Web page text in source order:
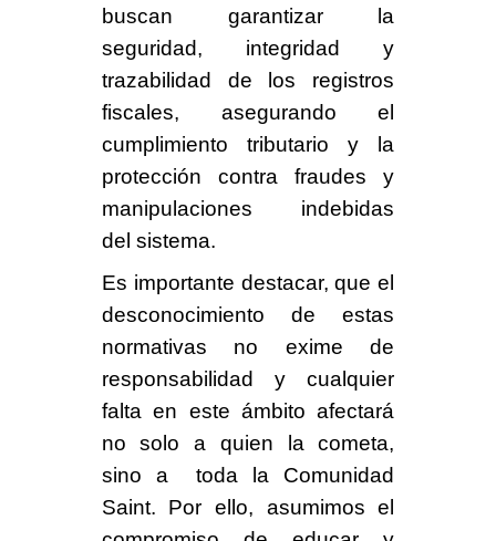
buscan garantizar la
seguridad, integridad y
trazabilidad de los registros
fiscales, asegurando el
cumplimiento tributario y la
protección contra fraudes y
manipulaciones indebidas
del sistema.
Es importante destacar,que el
desconocimiento de estas
normativas no exime de
responsabilidad
y cualquier
falta en este ámbito afectará
no solo a quien la cometa,
sino a toda la Comunidad
Saint. Por ello, asumimos el